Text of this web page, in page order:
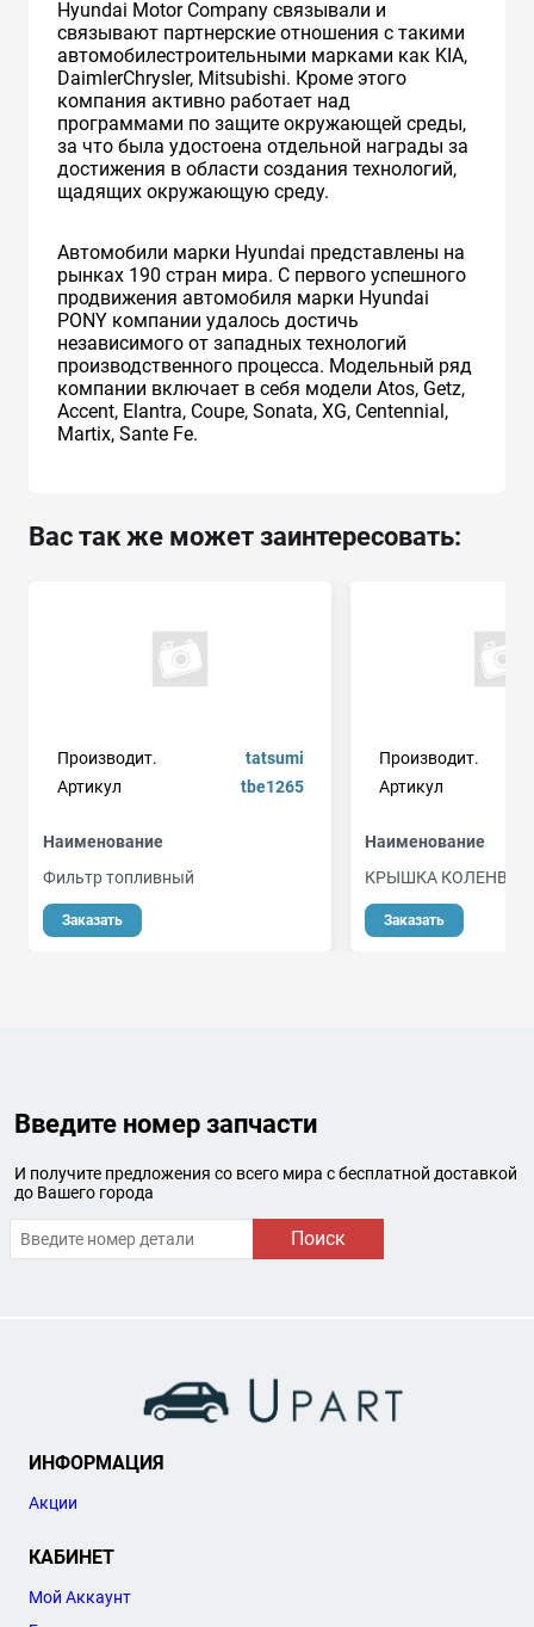
Hyundai Motor Company связывали и
связывают партнерские отношения с такими
автомобилестроительными марками как KIA,
DaimlerChrysler, Mitsubishi. Кроме этого
компания активно работает над
программами по защите окружающей среды,
за что была удостоена отдельной награды за
достижения в области создания технологий,
щадящих окружающую среду.
Автомобили марки Hyundai представлены на
рынках 190 стран мира. C первого успешного
продвижения автомобиля марки Hyundai
PONY компании удалось достичь
независимого от западных технологий
производственного процесса. Модельный ряд
компании включает в себя модели Atos, Getz,
Accent, Elantra, Coupe, Sonata, XG, Centennial,
Martix, Sante Fe.
Вас так же может заинтересовать:
Производит.
tatsumi
Артикул
tbe1265
Наименование
Фильтр топливный
Заказать
Производит.
Артикул
Наименование
КРЫШКА
Заказать
Введите номер запчасти
И получите предложения со всего мира с бесплатной доставкой
до Вашего города
Поиск
ИНФОРМАЦИЯ
Акции
КАБИНЕТ
Мой Аккаунт